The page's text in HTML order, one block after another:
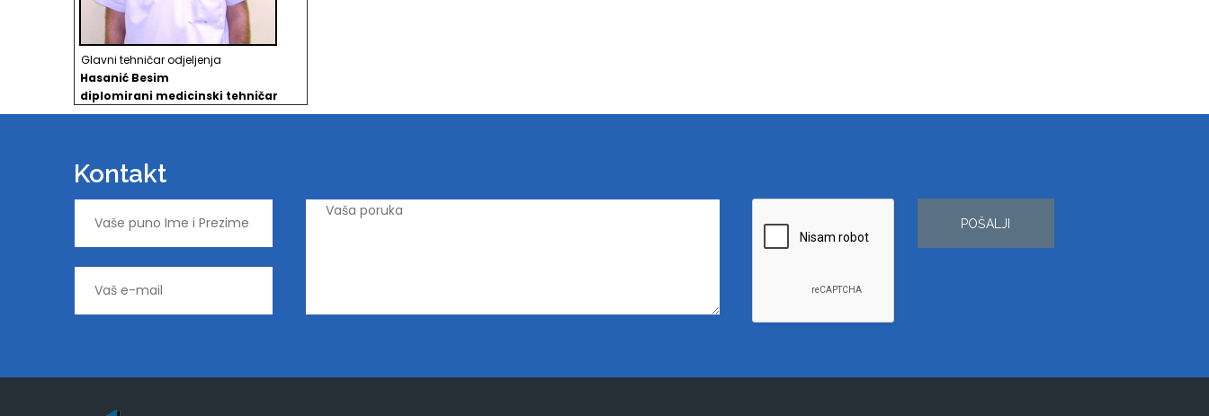
Glavni tehničar odjeljenja
Hasanić Besim
diplomirani medicinski tehničar
Kontakt
POŠALJI